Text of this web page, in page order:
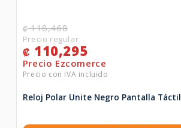
₡118,468
₡ 110,295
Reloj Polar Unite Negro Pantalla Táctil